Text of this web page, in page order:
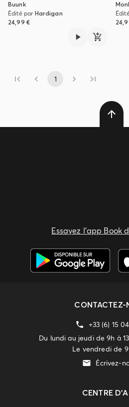
Buunk
Édité par Hardigan
24,99 €
1
Essayez l'app Book
CONTACTEZ-
+33 (6) 15
Du lundi au jeudi de 9h à
Le vendredi de
Écrivez-
CENTRE